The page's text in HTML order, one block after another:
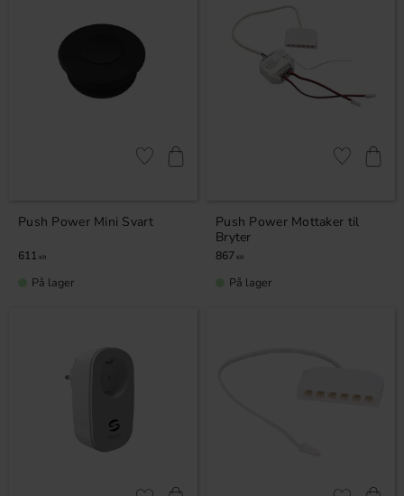
Push Power Mini Svart
611 KR
Lagre som favoritt
På lager
Push Power Mottaker til
Bryter
867 KR
Lagre som
På lager